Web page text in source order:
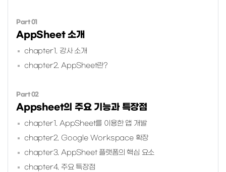
Part 01
AppSheet 소개
chapter1. 강사 소개
chapter2. AppSheet란?
Part 02
Appsheet의 주요 기능과 특장점
chapter1. AppSheet를 이용한 앱 개발
chapter2. Google Workspace 확장
chapter3. AppSheet 플랫폼의 핵심 요소
chapter4. 주요 특장점